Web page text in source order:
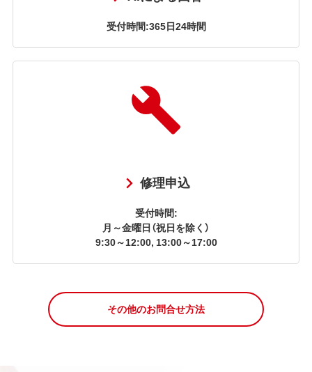
受付時間:365日24時間
修理申込
受付時間:
月～金曜日（祝日を除く）
9:30～12:00, 13:00～17:00
その他のお問合せ方法